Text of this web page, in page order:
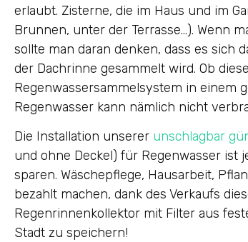
erlaubt. Zisterne, die im Haus und im
Brunnen, unter der Terrasse…). Wenn
sollte man daran denken, dass es sich
der Dachrinne gesammelt wird. Ob
Regenwassersammelsystem in einem
Regenwasser kann nämlich nicht
Die Installation unserer unschlagbar
und ohne Deckel) für Regenwasser ist
sparen. Wäschepflege, Hausarbeit,
bezahlt machen, dank des Verkaufs
Regenrinnenkollektor mit Filter aus
Stadt zu speichern!